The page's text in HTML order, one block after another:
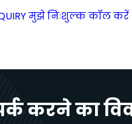
मुझे निःशुल्क कॉल करें
करने का